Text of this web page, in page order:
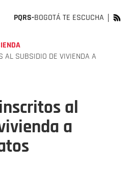
PQRS-BOGOTÁ TE ESCUCHA
AL SUBSIDIO DE VIVIENDA A
al
a